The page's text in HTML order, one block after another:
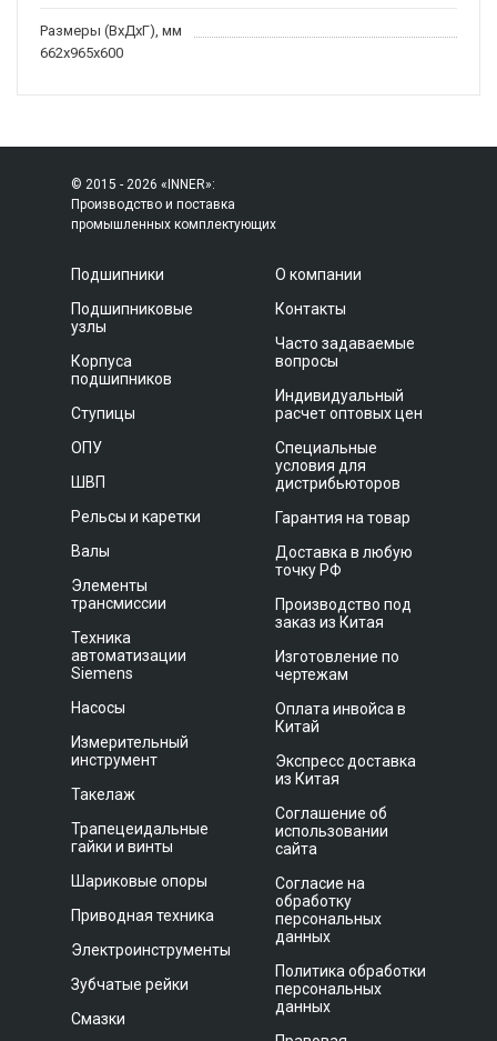
Размеры (ВхДхГ), мм
662x965x600
© 2015 - 2026 «INNER»:
Производство и поставка
промышленных комплектующих
Подшипники
Подшипниковые
узлы
Корпуса
подшипников
Ступицы
ОПУ
ШВП
Рельсы и каретки
Валы
Элементы
трансмиссии
Техника
автоматизации
Siemens
Насосы
Измерительный
инструмент
Такелаж
Трапецеидальные
гайки и винты
Шариковые опоры
Приводная техника
Электроинструменты
Зубчатые рейки
Смазки
О компании
Контакты
Часто задаваемые
вопросы
Индивидуальный
расчет оптовых цен
Специальные
условия для
дистрибьюторов
Гарантия на товар
Доставка в любую
точку РФ
Производство под
заказ из Китая
Изготовление по
чертежам
Оплата инвойса в
Китай
Экспресс доставка
из Китая
Соглашение об
использовании
сайта
Согласие на
обработку
персональных
данных
Политика обработки
персональных
данных